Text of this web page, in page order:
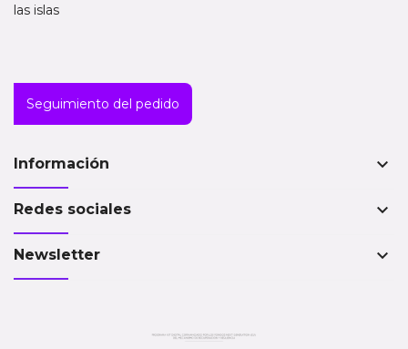
las islas
Seguimiento del pedido
Información keyboard_arrow_down
Redes sociales keyboard_arrow_down
Newsletter keyboard_arrow_down